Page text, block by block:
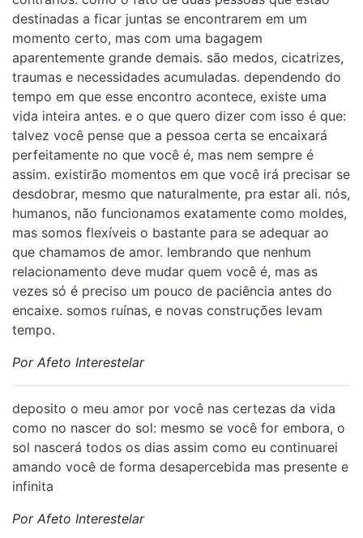
destinadas a ficar juntas se encontrarem em um
momento certo, mas com uma bagagem
aparentemente grande demais. são medos, cicatrizes,
traumas e necessidades acumuladas. dependendo do
tempo em que esse encontro acontece, existe uma
vida inteira antes. e o que quero dizer com isso é que:
talvez você pense que a pessoa certa se encaixará
perfeitamente no que você é, mas nem sempre é
assim. existirão momentos em que você irá precisar se
desdobrar, mesmo que naturalmente, pra estar ali. nós,
humanos, não funcionamos exatamente como moldes,
mas somos flexíveis o bastante para se adequar ao
que chamamos de amor. lembrando que nenhum
relacionamento deve mudar quem você é, mas as
vezes só é preciso um pouco de paciência antes do
encaixe. somos ruínas, e novas construções levam
tempo.
Por Afeto Interestelar
deposito o meu amor por você nas certezas da vida
como no nascer do sol: mesmo se você for embora, o
sol nascerá todos os dias assim como eu continuarei
amando você de forma desapercebida mas presente e
infinita
Por Afeto Interestelar